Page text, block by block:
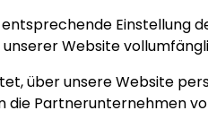
Einstellung
Website
über unsere Website
die Partnerunternehmen